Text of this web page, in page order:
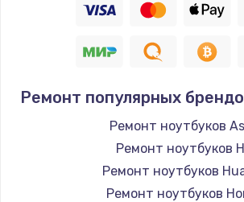
Ремонт популярных
Ремонт ноутбуков
Ремонт ноутбуков
Ремонт ноутбуков
Ремонт ноутбуков